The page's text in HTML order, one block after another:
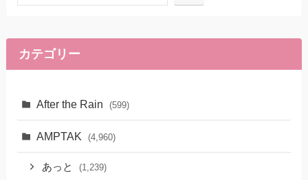
カテゴリー
After the Rain (599)
AMPTAK (4,960)
あっと (1,239)